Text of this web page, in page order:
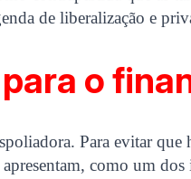
de liberalização e
o
Para evitar que
como um